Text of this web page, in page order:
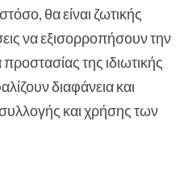
θα είναι ζωτικής
να εξισορροπήσουν την
της ιδιωτικής
διαφάνεια και
και χρήσης των